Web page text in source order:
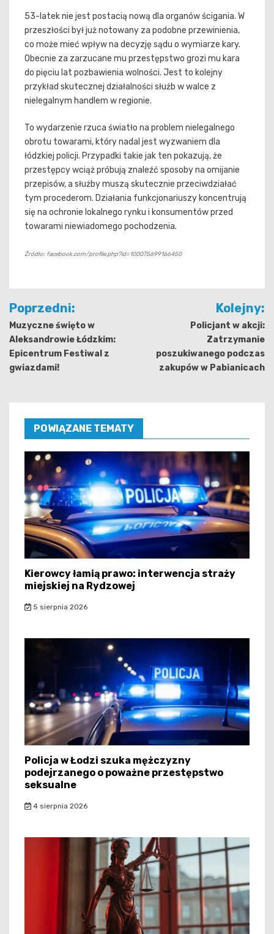
53-latek nie jest postacią nową dla organów ścigania. W
przeszłości był już notowany za podobne przewinienia,
co może mieć wpływ na decyzję sądu o wymiarze kary.
Obecnie za zarzucane mu przestępstwo grozi mu kara
do pięciu lat pozbawienia wolności. Jest to kolejny
przykład skutecznej działalności służb w walce z
nielegalnym handlem w regionie.
To wydarzenie rzuca światło na problem nielegalnego
obrotu towarami, który nadal jest wyzwaniem dla
łódzkiej policji. Przypadki takie jak ten pokazują, że
przestępcy wciąż próbują znaleźć sposoby na omijanie
przepisów, a służby muszą skutecznie przeciwdziałać
tym procederom. Działania funkcjonariuszy koncentrują
się na ochronie lokalnego rynku i konsumentów przed
towarami niewiadomego pochodzenia.
Źródło: facebook.com/profile.php?id=100075699166450
Nawigacja
wpisu
Poprzedni:
Muzyczne święto w
Aleksandrowie Łódzkim:
Epicentrum Festiwal z
gwiazdami!
Kolejny:
Policjant w akcji:
Zatrzymanie
poszukiwanego podczas
zakupów w Pabianicach
POWIĄZANE TEMATY
Kierowcy łamią prawo: interwencja straży
miejskiej na Rydzowej
5 sierpnia 2026
Policja w Łodzi szuka mężczyzny
podejrzanego o poważne przestępstwo
seksualne
4 sierpnia 2026